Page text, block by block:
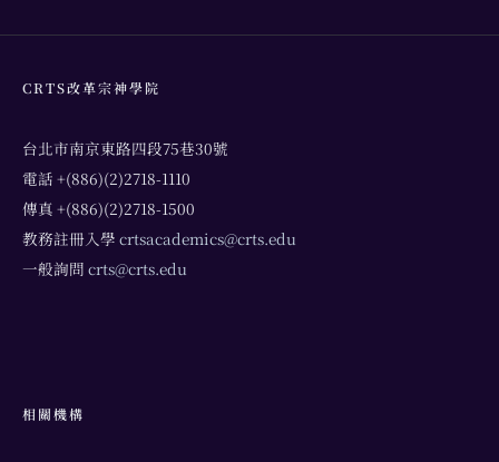
CRTS改革宗神學院
台北市南京東路四段75巷30號
電話 +(886)(2)2718-1110
傳真 +(886)(2)2718-1500
教務註冊入學 crtsacademics@crts.edu
一般詢問 crts@crts.edu
相關機構